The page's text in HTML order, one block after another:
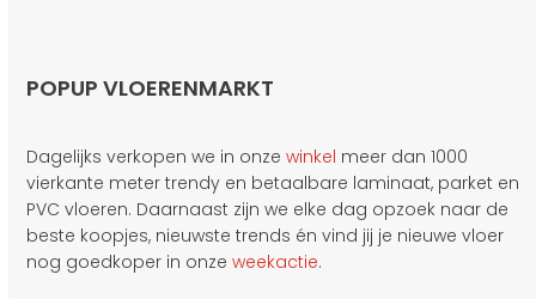
POPUP VLOERENMARKT
Dagelijks verkopen we in onzewinkel meer dan 1000
vierkante meter trendy en betaalbare laminaat, parket en
PVC vloeren. Daarnaast zijn we elke dag opzoek naar de
beste koopjes, nieuwste trends én vind jij je nieuwe vloer
nog goedkoper in onzeweekactie.